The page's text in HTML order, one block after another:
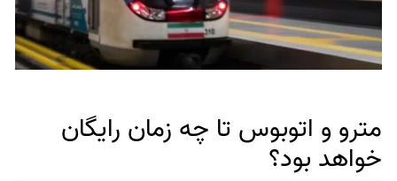
مترو و اتوبوس تا چه زمان رایگان
خواهد بود؟